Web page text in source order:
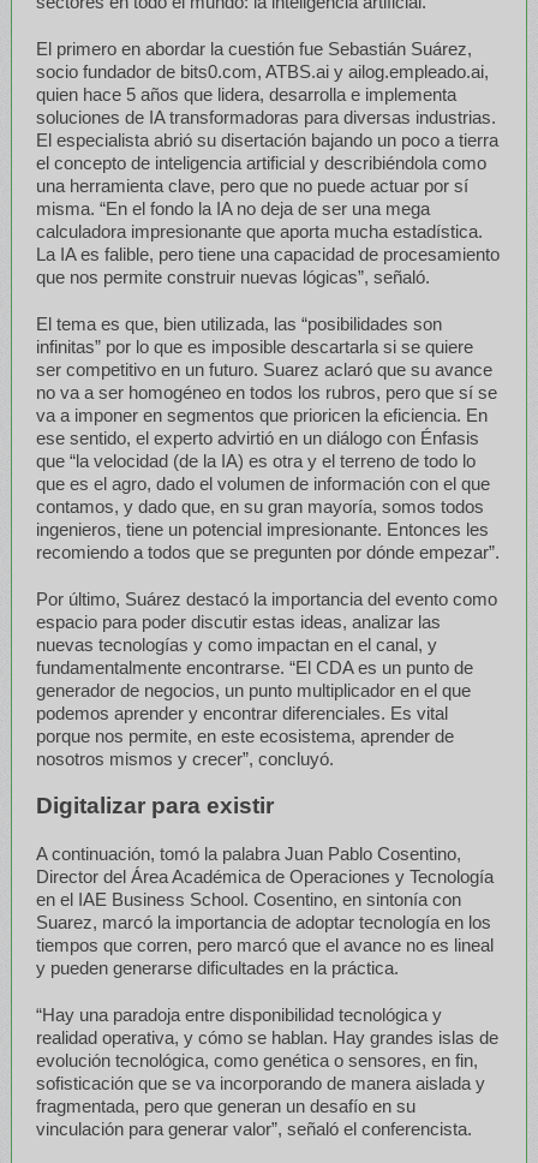
El primero en abordar la cuestión fue Sebastián Suárez,
socio fundador de bits0.com, ATBS.ai y ailog.empleado.ai,
quien hace 5 años que lidera, desarrolla e implementa
soluciones de IA transformadoras para diversas industrias.
El especialista abrió su disertación bajando un poco a tierra
el concepto de inteligencia artificial y describiéndola como
una herramienta clave, pero que no puede actuar por sí
misma. “En el fondo la IA no deja de ser una mega
calculadora impresionante que aporta mucha estadística.
La IA es falible, pero tiene una capacidad de procesamiento
que nos permite construir nuevas lógicas”, señaló.
El tema es que, bien utilizada, las “posibilidades son
infinitas” por lo que es imposible descartarla si se quiere
ser competitivo en un futuro. Suarez aclaró que su avance
no va a ser homogéneo en todos los rubros, pero que sí se
va a imponer en segmentos que prioricen la eficiencia. En
ese sentido, el experto advirtió en un diálogo con Énfasis
que “la velocidad (de la IA) es otra y el terreno de todo lo
que es el agro, dado el volumen de información con el que
contamos, y dado que, en su gran mayoría, somos todos
ingenieros, tiene un potencial impresionante. Entonces les
recomiendo a todos que se pregunten por dónde empezar”.
Por último, Suárez destacó la importancia del evento como
espacio para poder discutir estas ideas, analizar las
nuevas tecnologías y como impactan en el canal, y
fundamentalmente encontrarse. “El CDA es un punto de
generador de negocios, un punto multiplicador en el que
podemos aprender y encontrar diferenciales. Es vital
porque nos permite, en este ecosistema, aprender de
nosotros mismos y crecer”, concluyó.
Digitalizar para existir
A continuación, tomó la palabra Juan Pablo Cosentino,
Director del Área Académica de Operaciones y Tecnología
en el IAE Business School. Cosentino, en sintonía con
Suarez, marcó la importancia de adoptar tecnología en los
tiempos que corren, pero marcó que el avance no es lineal
y pueden generarse dificultades en la práctica.
“Hay una paradoja entre disponibilidad tecnológica y
realidad operativa, y cómo se hablan. Hay grandes islas de
evolución tecnológica, como genética o sensores, en fin,
sofisticación que se va incorporando de manera aislada y
fragmentada, pero que generan un desafío en su
vinculación para generar valor”, señaló el conferencista.